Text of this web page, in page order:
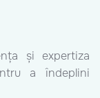
și expertiza
a îndeplini